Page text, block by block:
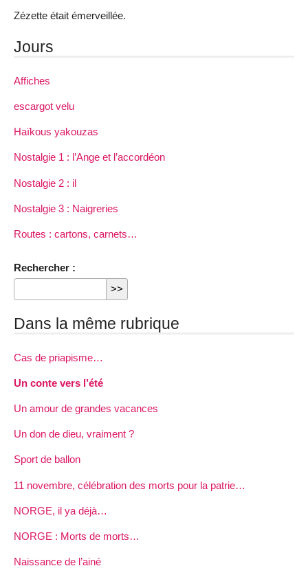
Zézette était émerveillée.
Jours
Affiches
escargot velu
Haïkous yakouzas
Nostalgie 1 : l’Ange et l’accordéon
Nostalgie 2 : il
Nostalgie 3 : Naigreries
Routes : cartons, carnets…
Rechercher :
Dans la même rubrique
Cas de priapisme…
Un conte vers l’été
Un amour de grandes vacances
Un don de dieu, vraiment ?
Sport de ballon
11 novembre, célébration des morts pour la patrie…
NORGE, il ya déjà…
NORGE : Morts de morts…
Naissance de l’ainé